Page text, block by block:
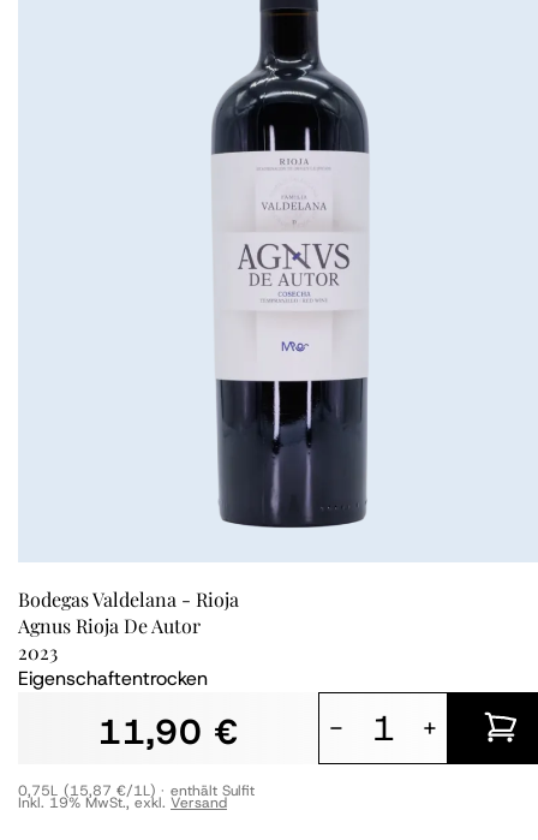
Bodegas Valdelana - Rioja
Agnus Rioja De Autor
2023
Eigenschaftentrocken
11,90 €
Inkl. 19% MwSt., exkl. Versand
- +
0,75L (15,87 €/1L) enthält Sulfit